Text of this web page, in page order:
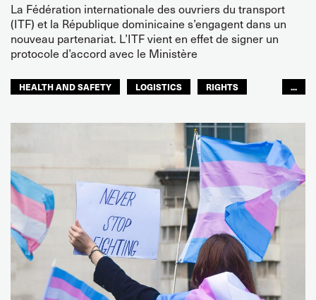
La Fédération internationale des ouvriers du transport
(ITF) et la République dominicaine s’engagent dans un
nouveau partenariat. L’ITF vient en effet de signer un
protocole d’accord avec le Ministère
HEALTH AND SAFETY LOGISTICS
RIGHTS
...